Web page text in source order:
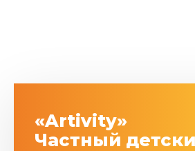
«Artivity»
Частный